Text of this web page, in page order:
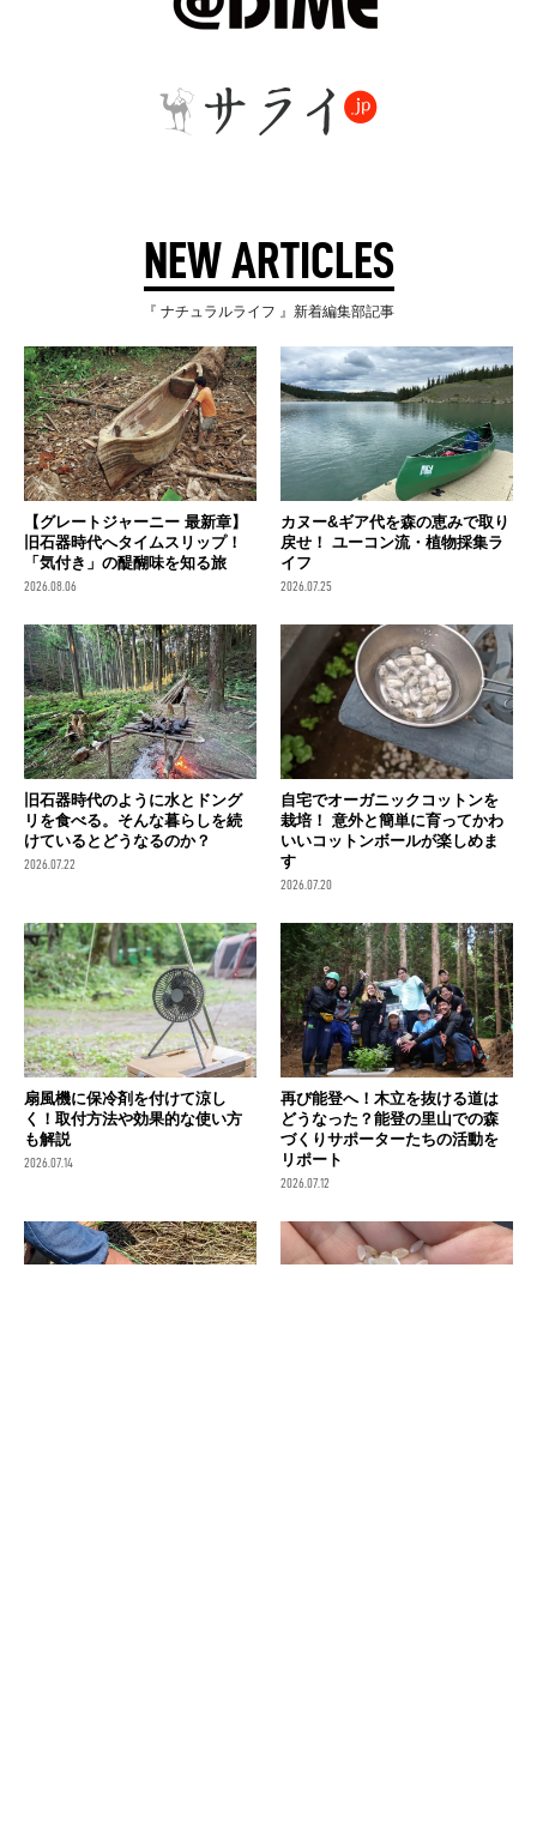
NEW ARTICLES
『 ナチュラルライフ 』新着編集部記事
【グレートジャーニー 最新章】
旧石器時代へタイムスリップ！
「気付き」の醍醐味を知る旅
2026.08.06
カヌー&ギア代を森の恵みで取り
戻せ！ ユーコン流・植物採集ラ
イフ
2026.07.25
旧石器時代のように水とドング
リを食べる。そんな暮らしを続
けているとどうなるのか？
2026.07.22
自宅でオーガニックコットンを
栽培！ 意外と簡単に育ってかわ
いいコットンボールが楽しめま
す
2026.07.20
扇風機に保冷剤を付けて涼し
く！取付方法や効果的な使い方
も解説
2026.07.14
再び能登へ！木立を抜ける道は
どうなった？能登の里山での森
づくりサポーターたちの活動を
リポート
2026.07.12